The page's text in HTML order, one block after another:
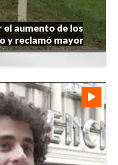
aumento de los
y reclamó mayor